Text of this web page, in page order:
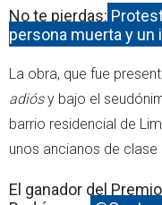
No te pierdas:
persona muerta y
La obra, que fue
adiósy bajo el
barrio residencial de
unos ancianos de clase
El ganador del